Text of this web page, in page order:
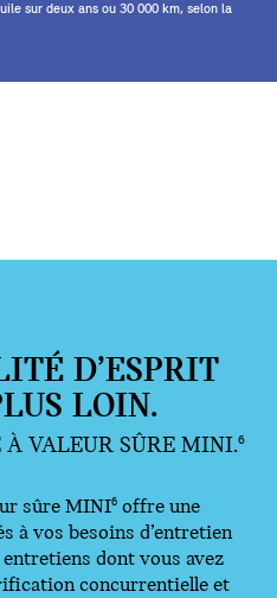
sur deux ans ou 30 000 km, selon la
D’ESPRIT
LOIN.
À VALEUR SÛRE MINI.6
sûre MINI6 offre une
à vos besoins d’entretien
dont vous avez
concurrentielle et